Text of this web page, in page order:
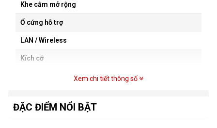
Khe cắm mở rộng
Ổ cứng hỗ trợ
LAN / Wireless
Kích cỡ
Xem chi tiết thông số
ĐẶC ĐIỂM NỔI BẬT